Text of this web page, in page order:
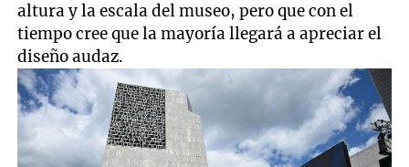
altura y la escala del museo, pero que con el
tiempo cree que la mayoría llegará a apreciar el
diseño audaz.